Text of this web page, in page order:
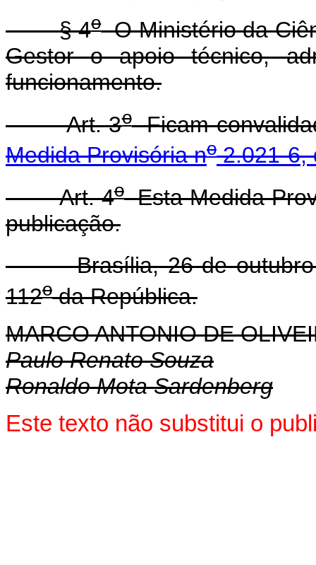
§ 4oO Ministério da
Gestor o apoio técnico,
funcionamento.
Art. 3oFicam
Medida Provisória no2.021-6,
Art. 4oEsta Medida
publicação.
Brasília, 26 de outubro
112oda República.
MARCO ANTONIO DE
Paulo Renato Souza
Ronaldo Mota Sardenberg
Este texto não substitui o